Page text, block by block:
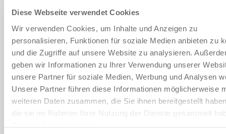
Diese Webseite verwendet Cookies
Wir verwenden Cookies, um Inhalte und Anzeigen zu
personalisieren, Funktionen für soziale Medien anbieten zu
und die Zugriffe auf unsere Website zu analysieren.
geben wir Informationen zu Ihrer Verwendung unserer
unsere Partner für soziale Medien, Werbung und Analysen
Unsere Partner führen diese Informationen möglicherweise
weiteren Daten zusammen, die Sie ihnen bereitgestellt
die sie im Rahmen Ihrer Nutzung der Dienste gesammelt
Nominaal koppel S1 [Nm]
Toerental max. [1/min]
FILTERS RESETTEN
HF205-006-001
34 [kW]